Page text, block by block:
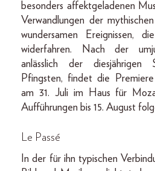
besonders affektgeladenen
Verwandlungen der
wundersamen Ereignissen,
widerfahren. Nach der
anlässlich der diesjährigen
Pfingsten, findet die
am 31. Juli im Haus für
Aufführungen bis 15. August
Le Passé
In der für ihn typischen